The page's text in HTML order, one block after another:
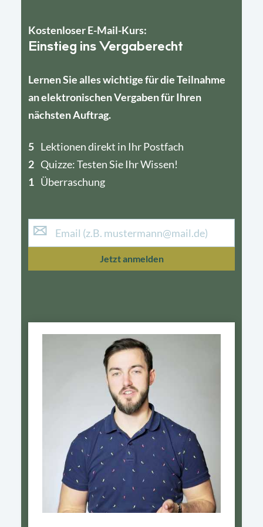
Kostenloser E-Mail-Kurs:
Einstieg ins Vergaberecht
Lernen Sie alles wichtige für die Teilnahme
an elektronischen Vergaben für Ihren
nächsten Auftrag.
5 Lektionen direkt in Ihr Postfach
2 Quizze: Testen Sie Ihr Wissen!
1 Überraschung
4
1
Jetzt anmelden